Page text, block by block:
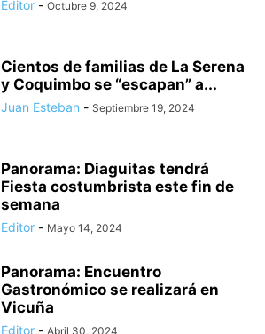
Editor - Octubre 9, 2024
Cientos de familias de La Serena
y Coquimbo se “escapan” a...
Juan Esteban - Septiembre 19, 2024
Panorama: Diaguitas tendrá
Fiesta costumbrista este fin de
semana
Editor - Mayo 14, 2024
Panorama: Encuentro
Gastronómico se realizará en
Vicuña
Editor - Abril 30, 2024